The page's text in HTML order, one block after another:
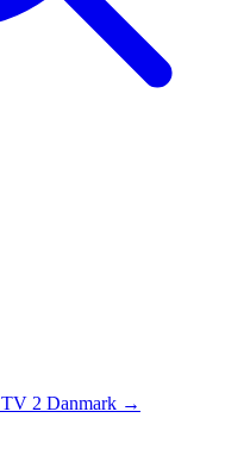
TV 2 Danmark →